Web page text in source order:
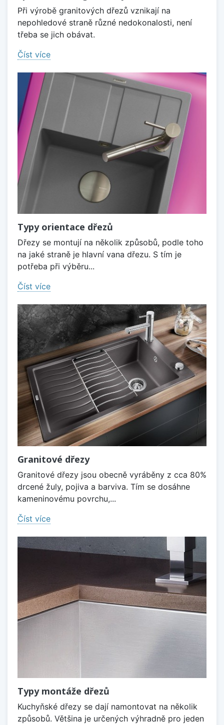
Při výrobě granitových dřezů vznikají na
nepohledové straně různé nedokonalosti, není
třeba se jich obávat.
Číst více
Typy orientace dřezů
Dřezy se montují na několik způsobů, podle toho
na jaké straně je hlavní vana dřezu. S tím je
potřeba při výběru...
Číst více
Granitové dřezy
Granitové dřezy jsou obecně vyráběny z cca 80%
drcené žuly, pojiva a barviva. Tím se dosáhne
kameninovému povrchu,...
Číst více
Typy montáže dřezů
Kuchyňské dřezy se dají namontovat na několik
způsobů. Většina je určených výhradně pro jeden